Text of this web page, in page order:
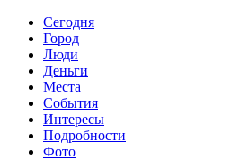
Cегодня
Город
Люди
Деньги
Места
События
Интересы
Подробности
Фото